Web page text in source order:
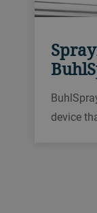
device
systems